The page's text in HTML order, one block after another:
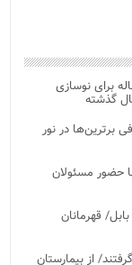
۵۰۰ میلیون تومانی با بازپرداخت ۲۰ ساله برای نوسازی
برترین‌ها در نور
حضور مسئولان
رقابت نفسگیر ۲۰ ورزشکار حرفه ای در باشگاه RX بابل/ قهرمانان
از بیمارستان